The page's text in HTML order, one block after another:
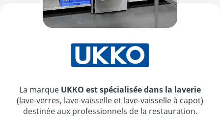
La marque UKKO est spécialisée dans la laverie
(lave-verres, lave-vaisselle et lave-vaisselle à capot)
destinée aux professionnels de la restauration.